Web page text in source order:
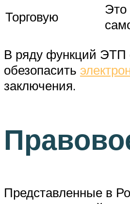
Торговую
Это
В ряду функций ЭТП
обезопасить
заключения.
Представленные в